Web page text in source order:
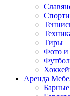
Тиры
Фото и
Аренда